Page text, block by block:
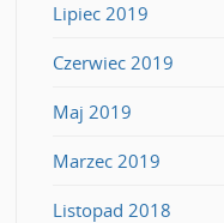
Lipiec 2019
Czerwiec 2019
Maj 2019
Marzec 2019
Listopad 2018